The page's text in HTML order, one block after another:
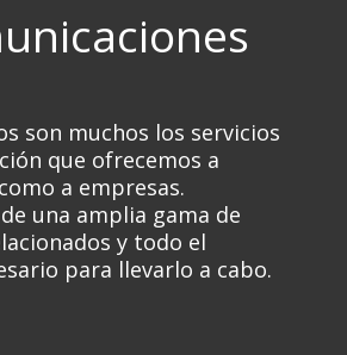
son muchos los servicios
que ofrecemos a
a empresas.
una amplia gama de
y todo el
para llevarlo a cabo.